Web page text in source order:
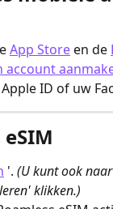
App Store en de
account
ID of uw
'. (U kunt ook
klikken.)